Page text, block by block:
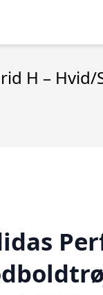
H – Hvid/